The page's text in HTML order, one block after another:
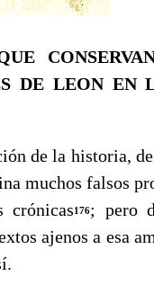
DE LEON EN
de la historia, de
muchos falsos
crónicas176; pero
ajenos a esa